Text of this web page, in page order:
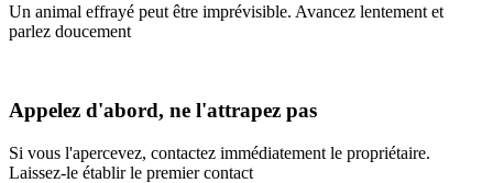
Un animal effrayé peut être imprévisible. Avancez lentement et
parlez doucement
Appelez d'abord, ne l'attrapez pas
Si vous l'apercevez, contactez immédiatement le propriétaire.
Laissez-le établir le premier contact